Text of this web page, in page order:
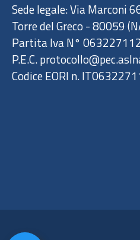
Sede legale: Via Marconi
Torre del Greco - 80059
Partita Iva N°
P.E.C.
Codice EORI n.